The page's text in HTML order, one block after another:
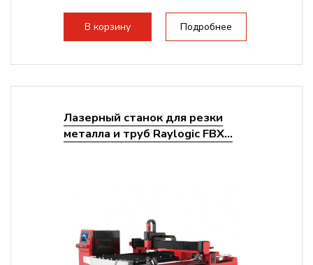
В корзину Подробнее
Лазерный станок для резки
металла и труб Raylogic FBX...